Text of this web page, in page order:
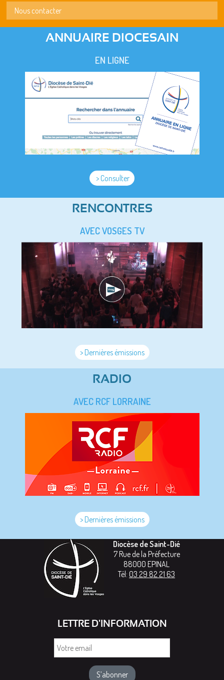
Nous contacter
ANNUAIRE DIOCESAIN
EN LIGNE
> Consulter
RENCONTRES
AVEC VOSGES TV
> Dernières émissions
RADIO
AVEC RCF LORRAINE
> Dernières émissions
Diocèse de Saint-Dié
7 Rue de la Préfecture
88000 EPINAL
Tél: 03 29 82 21 63
LETTRE D'INFORMATION